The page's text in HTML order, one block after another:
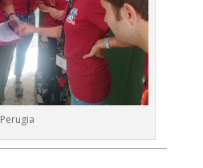
Perugia